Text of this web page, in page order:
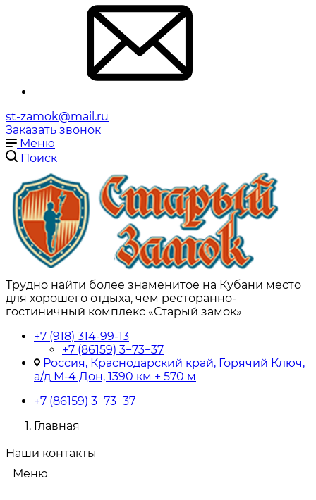
st-zamok@mail.ru
Заказать звонок
Меню
Поиск
Трудно найти более знаменитое на Кубани место
для хорошего отдыха, чем ресторанно-
гостиничный комплекс «Старый замок»
+7 (918) 314-99-13
+7 (86159) 3−73−37
Россия, Краснодарский край, Горячий Ключ,
а/д М-4 Дон, 1390 км + 570 м
+7 (86159) 3−73−37
Главная
Наши контакты
Меню